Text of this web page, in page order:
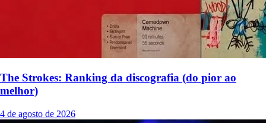
The Strokes: Ranking da discografia (do pior ao
melhor)
4 de agosto de 2026